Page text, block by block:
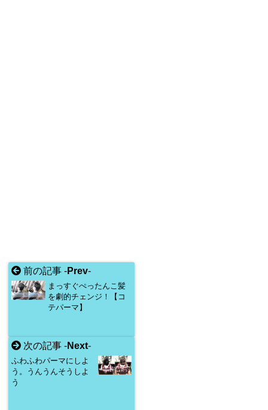
前の記事 -Prev-
まっすぐぺったんこ髪
を劇的チェンジ！【コ
テパーマ】
次の記事 -Next-
ふわふわパーマにしよ
う。うんうんそうしよ
う